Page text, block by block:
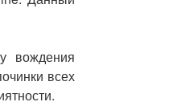
вождения
всех